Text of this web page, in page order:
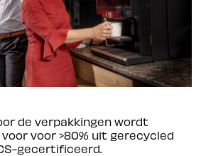
de verpakkingen wordt
voor >80% uit gerecycled
gecertificeerd.